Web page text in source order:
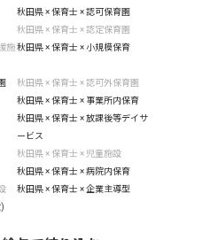
秋田県 × 保育士 × 認可保育園
秋田県 × 保育士 × 認定保育園
施秋田県 × 保育士 × 小規模保育
秋田県 × 保育士 × 認可外保育園
秋田県 × 保育士 × 事業所内保育
秋田県 × 保育士 × 放課後等デイサ
ービス
秋田県 × 保育士 × 児童施設
秋田県 × 保育士 × 病院内保育
秋田県 × 保育士 × 企業主導型